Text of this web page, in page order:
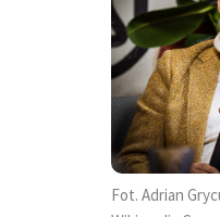
Fot. Adrian